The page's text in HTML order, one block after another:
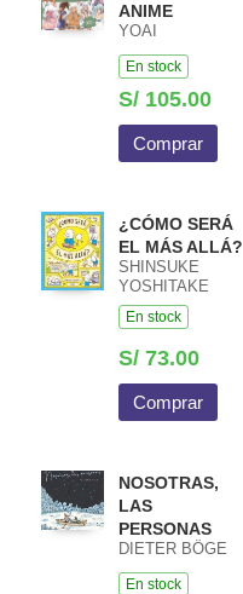
ANIME
YOAI
En stock
S/ 105.00
Comprar
¿CÓMO SERÁ
EL MÁS ALLÁ?
SHINSUKE
YOSHITAKE
En stock
S/ 73.00
Comprar
NOSOTRAS,
LAS
PERSONAS
DIETER BÖGE
En stock